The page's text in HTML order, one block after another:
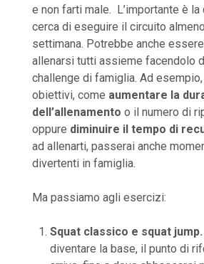
e non farti male. L’importante è
cerca di eseguire il circuito
settimana. Potrebbe anche
allenarsi tutti assieme facendolo
challenge di famiglia. Ad
obiettivi, come aumentare la
dell’allenamento o il numero di
oppure diminuire il tempo di
ad allenarti, passerai anche
divertenti in famiglia.
Ma passiamo agli esercizi:
Squat classico e squat jump.
diventare la base, il punto di